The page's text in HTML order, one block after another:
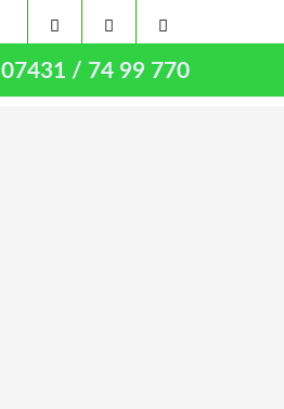
07431 / 74 99 770